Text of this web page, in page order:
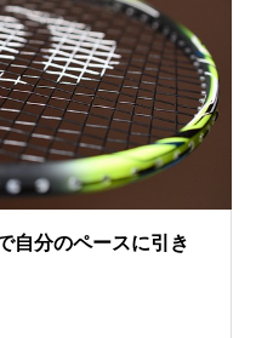
自分のペースに引き